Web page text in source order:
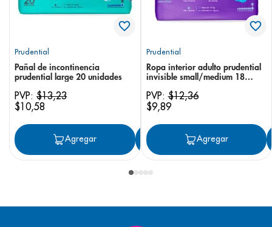
Prudential
Pañal de incontinencia
prudential large 20 unidades
PVP: $13,23
$10,58
Agregar Agregar
Prudential
Ropa interior adulto prudential
invisible small/medium 18
PVP:$12,36
$9,89
Agregar